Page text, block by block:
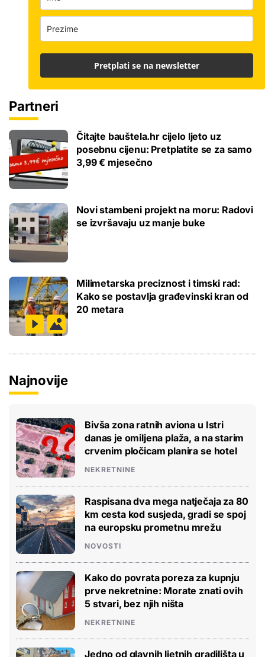
Partneri
Čitajte bauštela.hr cijelo ljeto uz
posebnu cijenu: Pretplatite se za samo
3,99 € mjesečno
Novi stambeni projekt na moru: Radovi
se izvršavaju uz manje buke
Milimetarska preciznost i timski rad:
Kako se postavlja građevinski kran od
20 metara
Najnovije
Bivša zona ratnih aviona u Istri
danas je omiljena plaža, a na starim
crvenim pločicam planira se hotel
NEKRETNINE
Raspisana dva mega natječaja za 80
km cesta kod susjeda, gradi se spoj
na europsku prometnu mrežu
NOVOSTI
Kako do povrata poreza za kupnju
prve nekretnine: Morate znati ovih
5 stvari, bez njih ništa
NEKRETNINE
Jedno od glavnih ljetnih gradilišta u
Pretplati se na newsletter